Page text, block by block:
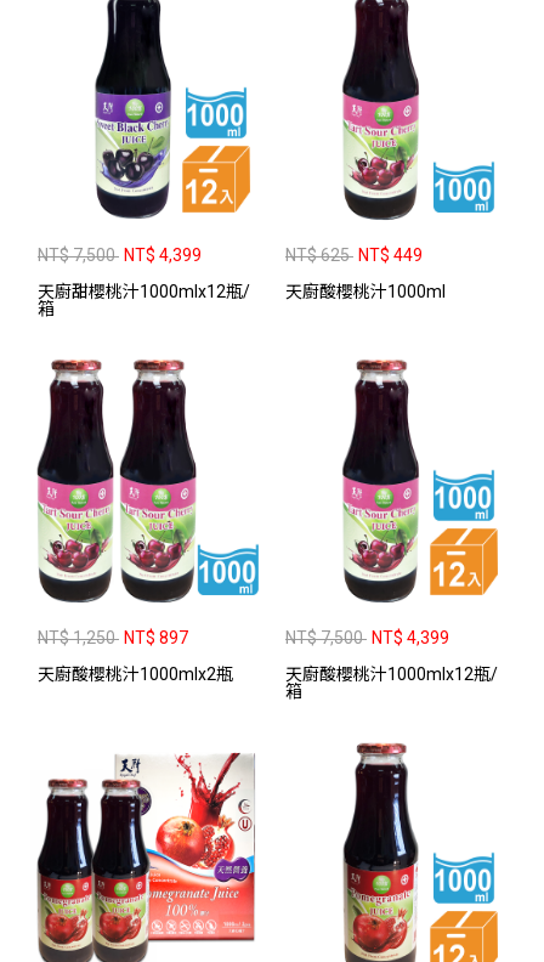
NT$ 7,500 NT$ 4,399
天廚甜櫻桃汁1000mlx12瓶/
箱
NT$ 625 NT$ 449
天廚酸櫻桃汁1000ml
NT$ 1,250 NT$ 897
天廚酸櫻桃汁1000mlx2瓶
NT$ 7,500 NT$ 4,399
天廚酸櫻桃汁1000mlx12瓶/
箱